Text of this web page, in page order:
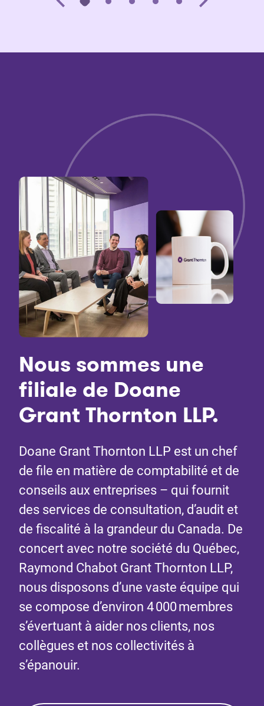
Nous sommes une
filiale de Doane
Grant Thornton LLP.
Doane Grant Thornton LLP est un chef
de file en matière de comptabilité et de
conseils aux entreprises – qui fournit
des services de consultation, d’audit et
de fiscalité à la grandeur du Canada. De
concert avec notre société du Québec,
Raymond Chabot Grant Thornton LLP,
nous disposons d’une vaste équipe qui
se compose d’environ 4 000 membres
s’évertuant à aider nos clients, nos
collègues et nos collectivités à
s’épanouir.